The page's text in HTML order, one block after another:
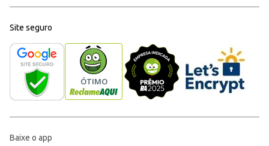
Site seguro
Baixe o app